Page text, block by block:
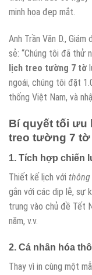
minh họa đẹp mắt.
Anh Trần Văn D.,
sẻ: “Chúng tôi đã thử
lịch treo tường 7 tờ
ngoái, chúng tôi đặt
thống Việt Nam, và
Bí quyết tối ưu
treo tường 7 tờ
1. Tích hợp chiến
Thiết kế lịch với thông
gắn với các dịp lễ, sự
trung vào chủ đề Tết
năm, v.v.
2. Cá nhân hóa
Thay vì in cùng một